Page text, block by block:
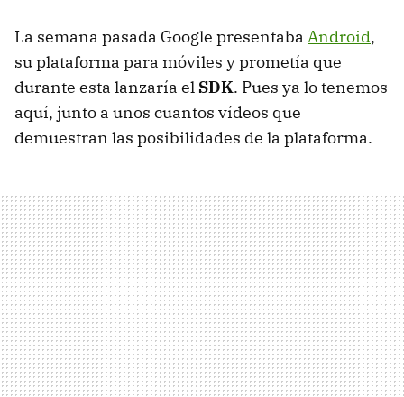
La semana pasada Google presentaba Android,
su plataforma para móviles y prometía que
durante esta lanzaría el SDK. Pues ya lo tenemos
aquí, junto a unos cuantos vídeos que
demuestran las posibilidades de la plataforma.